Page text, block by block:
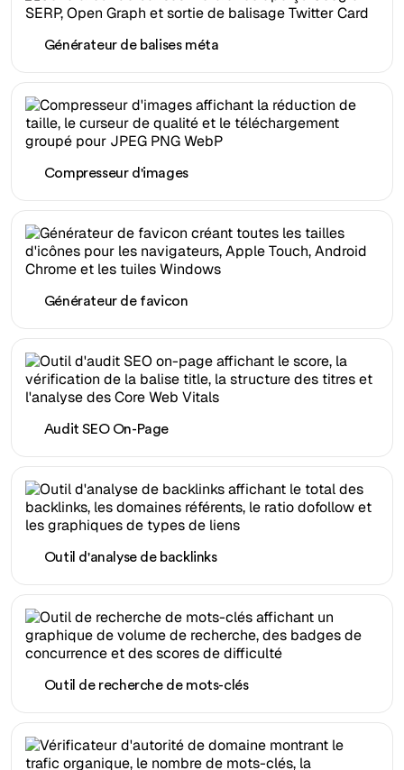
Générateur de balises méta
Compresseur d'images
Générateur de favicon
Audit SEO On-Page
Outil d'analyse de backlinks
Outil de recherche de mots-clés